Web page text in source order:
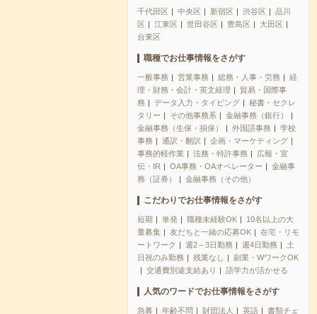
千代田区 中央区 新宿区 渋谷区
品川
区
江東区 世田谷区 豊島区
大田区
台東区
職種でお仕事情報をさがす
一般事務 営業事務 総務・人事・労務
経
理・財務・会計・英文経理
貿易・国際事
務
データ入力・タイピング
秘書・セクレ
タリー
その他事務系
金融事務（銀行）
金融事務（生保・損保）
外国語事務
学校
事務
通訳・翻訳
企画・マーケティング
事務的軽作業
法務・特許事務
広報・宣
伝・IR
OA事務・OAオペレーター
金融事
務（証券）
金融事務（その他）
こだわりでお仕事情報をさがす
短期 単発 職種未経験OK
10名以上の大
量募集
友だちと一緒の応募OK
在宅・リモ
ートワーク
週2～3日勤務 週4日勤務
土
日祝のみ勤務
残業なし
副業・WワークOK
交通費別途支給あり
語学力が活かせる
人気のワードでお仕事情報をさがす
急募 年齢不問 財団法人 英語
書類チェ